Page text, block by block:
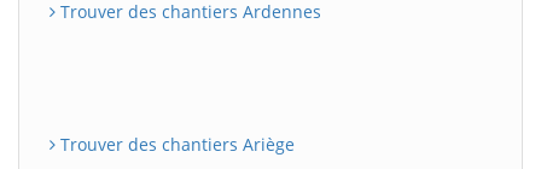
Trouver des chantiers Ardennes
Trouver des chantiers Ariège